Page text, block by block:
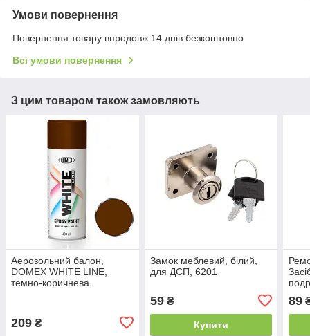
Умови повернення
Повернення товару впродовж 14 днів безкоштовно
Всі умови повернення
З цим товаром також замовляють
Аерозольний балон,
DOMEX WHITE LINE,
темно-коричнева
209 ₴
Замок меблевий, білий,
для ДСП, 6201
59₴
Купити
89